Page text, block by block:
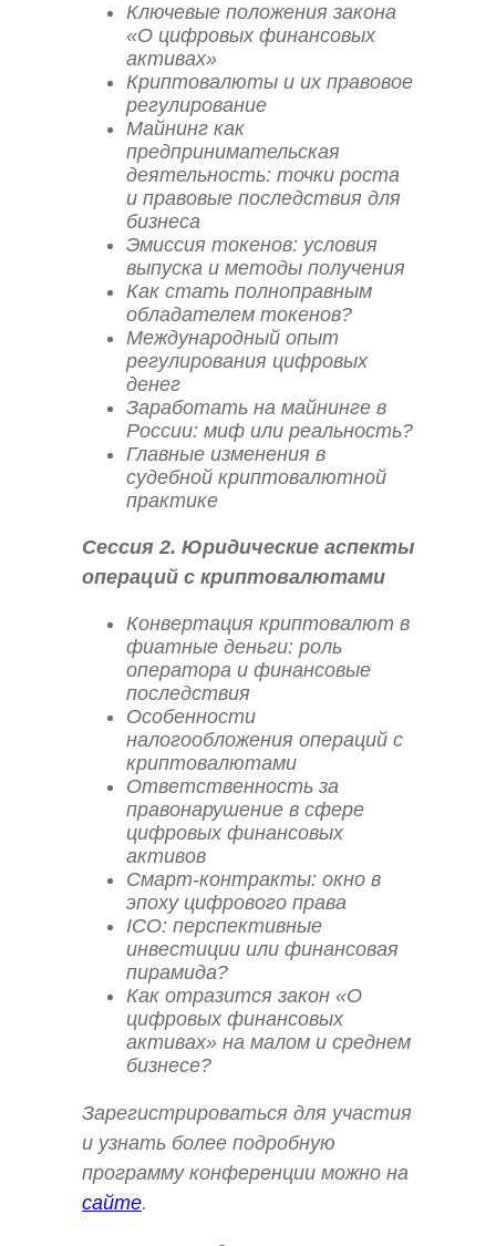
Ключевые положения закона
«О цифровых финансовых
активах»
Криптовалюты и их правовое
регулирование
Майнинг как
предпринимательская
деятельность: точки роста
и правовые последствия для
бизнеса
Эмиссия токенов: условия
выпуска и методы получения
Как стать полноправным
обладателем токенов?
Международный опыт
регулирования цифровых
денег
Заработать на майнинге в
России: миф или реальность?
Главные изменения в
судебной криптовалютной
практике
Сессия 2. Юридические аспекты
операций с криптовалютами
Конвертация криптовалют в
фиатные деньги: роль
оператора и финансовые
последствия
Особенности
налогообложения операций с
криптовалютами
Ответственность за
правонарушение в сфере
цифровых финансовых
активов
Смарт-контракты: окно в
эпоху цифрового права
ICO: перспективные
инвестиции или финансовая
пирамида?
Как отразится закон «О
цифровых финансовых
активах» на малом и среднем
бизнесе?
Зарегистрироваться для участия
и узнать более подробную
программу конференции можно на
сайте.